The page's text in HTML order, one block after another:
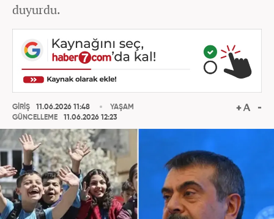
duyurdu.
GİRİŞ
11.06.2026 11:48
GÜNCELLEME
11.06.2026 12:23
YAŞAM